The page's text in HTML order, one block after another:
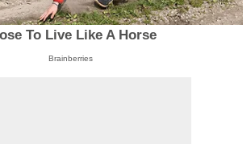
To Live Like A Horse
Brainberries